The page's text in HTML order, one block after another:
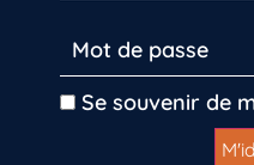
Se souvenir de